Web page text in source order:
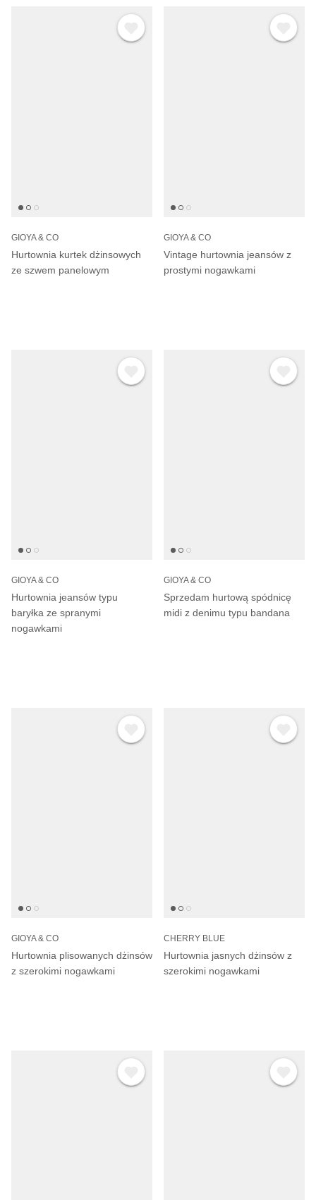
GIOYA & CO
Hurtownia kurtek dżinsowych
ze szwem panelowym
GIOYA & CO
Vintage hurtownia jeansów z
prostymi nogawkami
GIOYA & CO
Hurtownia jeansów typu
baryłka ze spranymi
nogawkami
GIOYA & CO
Sprzedam hurtową spódnicę
midi z denimu typu bandana
GIOYA & CO
Hurtownia plisowanych dżinsów
z szerokimi nogawkami
CHERRY BLUE
Hurtownia jasnych dżinsów z
szerokimi nogawkami